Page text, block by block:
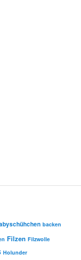
backen
Filzen Filzwolle
Holunder